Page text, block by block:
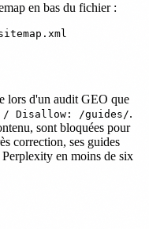
en bas du fichier :
lors d'un audit GEO que
/ Disallow: /guides/.
sont bloquées pour
correction, ses guides
Perplexity en moins de six